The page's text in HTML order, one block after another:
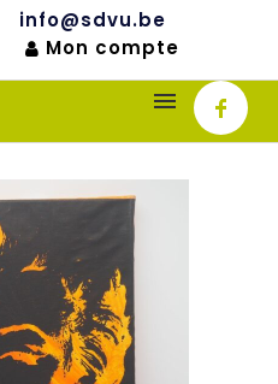
info@sdvu.be
Mon compte